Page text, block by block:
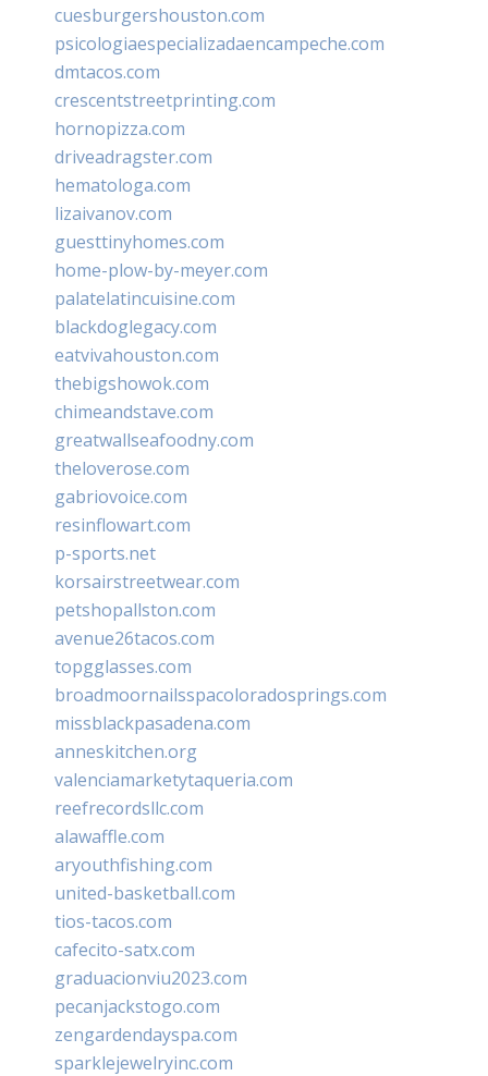
cuesburgershouston.com
psicologiaespecializadaencampeche.com
dmtacos.com
crescentstreetprinting.com
hornopizza.com
driveadragster.com
hematologa.com
lizaivanov.com
guesttinyhomes.com
home-plow-by-meyer.com
palatelatincuisine.com
blackdoglegacy.com
eatvivahouston.com
thebigshowok.com
chimeandstave.com
greatwallseafoodny.com
theloverose.com
gabriovoice.com
resinflowart.com
p-sports.net
korsairstreetwear.com
petshopallston.com
avenue26tacos.com
topgglasses.com
broadmoornailsspacoloradosprings.com
missblackpasadena.com
anneskitchen.org
valenciamarketytaqueria.com
reefrecordsllc.com
alawaffle.com
aryouthfishing.com
united-basketball.com
tios-tacos.com
cafecito-satx.com
graduacionviu2023.com
pecanjackstogo.com
zengardendayspa.com
sparklejewelryinc.com